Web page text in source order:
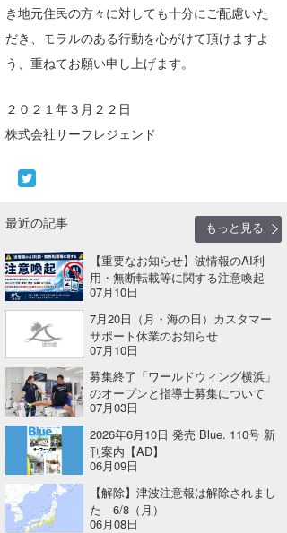
き地元住民の方々に対しても十分にご配慮いた
だき、モラルのある行動を心がけて頂けますよ
う、重ねてお願い申し上げます。
２０２１年３月２２日
株式会社サーフレジェンド
最近の記事
もっと見る
【重要なお知らせ】波情報のAI利
用・無断転載等に関する注意喚起
07月10日
7月20日（月・海の日）カスタマー
サポート休業のお知らせ
07月10日
募集終了「ワールドウィング横浜」
のオープンと指導士募集について
07月03日
2026年6月10日 発売 Blue. 110号 新
刊案内【AD】
06月09日
【解除】津波注意報は解除されまし
た 6/8（月）
06月08日
ライター/寄稿メディア
mitsuteru Kamio
Yasunari Inoue
Yoshiyuki Obata
arukasvision
DELTA FORCE SURF
CBA Films
熊谷素子
SURFMEDIA
Colors MAGAZINE
WAVAL
波伝説アンバサダー/プロライダー
福島寿実子
中浦“JET”章
嵯峨明日香
進士剛光
田原啓江
植村未来
NOBUFUKU
大野”MAR”修聖
波伝説スタッフ
☆加藤
+☆maki☆+
Aichan
chan-U
ECE
G◎Da
H
波伝説